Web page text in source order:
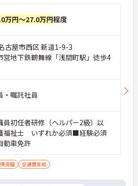
万円～27.0万円程度
古屋市西区 新道1-9-3
営地下鉄鶴舞線「浅間町駅」徒歩4
・嘱託社員
初任者研修（ヘルパー2級）以
福祉士 いずれか必須■経験必須
車免許
完備 交通費支給